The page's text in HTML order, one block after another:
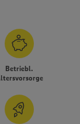
Betriebl.